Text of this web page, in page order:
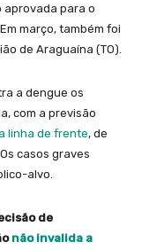
aprovada para o
março, também foi
de Araguaína (TO).
a dengue os
com a previsão
linha de frente, de
casos graves
alvo.
de
não invalida a